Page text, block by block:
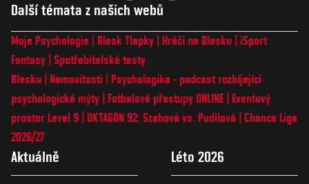
Další témata z našich webů
Moje Psychologie Blesk Tlapky Hráči na Blesku
iSport
Fantasy Spotřebitelské testy
Blesku
Nemovitosti
Psychologika - podcast rozbíjející
psychologické mýty
Fotbalové přestupy ONLINE
Eventový
prostor Level 9 OKTAGON 92: Szabová vs. Pudilová
Chance Liga
2026/27
Aktuálně Léto 2026